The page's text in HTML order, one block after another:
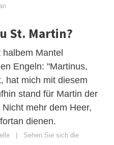
St. Martin?
Mantel
Engeln: "Martinus,
hat mich mit diesem
stand für Martin der
mehr dem Heer,
dienen.
| Sehen Sie sich die